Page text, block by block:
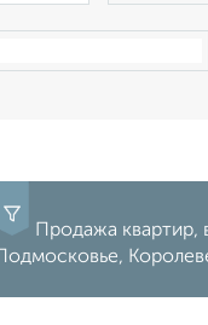
Продажа
Подмосковье,